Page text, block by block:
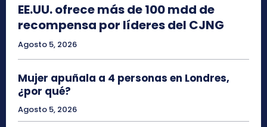
EE.UU. ofrece más de 100 mdd de
recompensa por líderes del CJNG
Agosto 5, 2026
Mujer apuñala a 4 personas en Londres,
¿por qué?
Agosto 5, 2026